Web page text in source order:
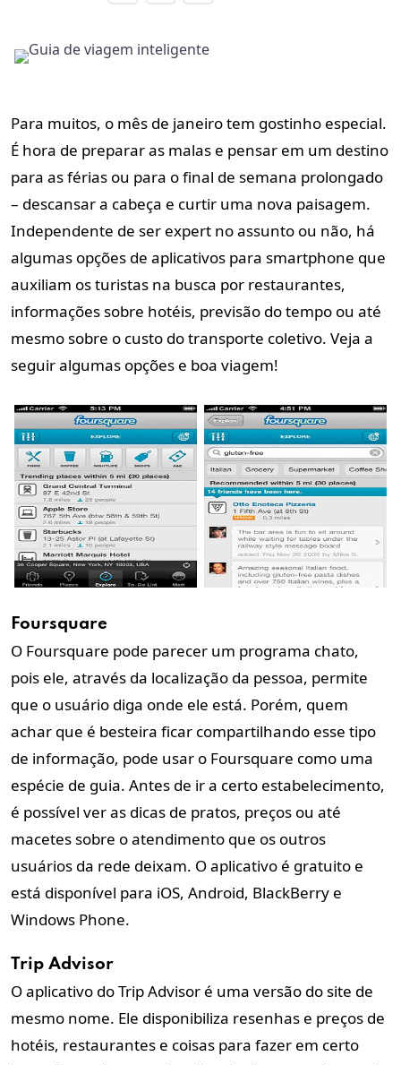
Para muitos, o mês de janeiro tem gostinho especial.
É hora de preparar as malas e pensar em um destino
para as férias ou para o final de semana prolongado
– descansar a cabeça e curtir uma nova paisagem.
Independente de ser expert no assunto ou não, há
algumas opções de aplicativos para smartphone que
auxiliam os turistas na busca por restaurantes,
informações sobre hotéis, previsão do tempo ou até
mesmo sobre o custo do transporte coletivo. Veja a
seguir algumas opções e boa viagem!
Foursquare
O Foursquare pode parecer um programa chato,
pois ele, através da localização da pessoa, permite
que o usuário diga onde ele está. Porém, quem
achar que é besteira ficar compartilhando esse tipo
de informação, pode usar o Foursquare como uma
espécie de guia. Antes de ir a certo estabelecimento,
é possível ver as dicas de pratos, preços ou até
macetes sobre o atendimento que os outros
usuários da rede deixam. O aplicativo é gratuito e
está disponível para iOS, Android, BlackBerry e
Windows Phone.
Trip Advisor
O aplicativo do Trip Advisor é uma versão do site de
mesmo nome. Ele disponibiliza resenhas e preços de
hotéis, restaurantes e coisas para fazer em certo